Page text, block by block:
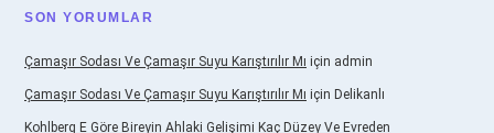
SON YORUMLAR
Çamaşır Sodası Ve Çamaşır Suyu Karıştırılır Mı için admin
Çamaşır Sodası Ve Çamaşır Suyu Karıştırılır Mı için Delikanlı
Kohlberg E Göre Bireyin Ahlaki Gelişimi Kaç Düzey Ve Evreden